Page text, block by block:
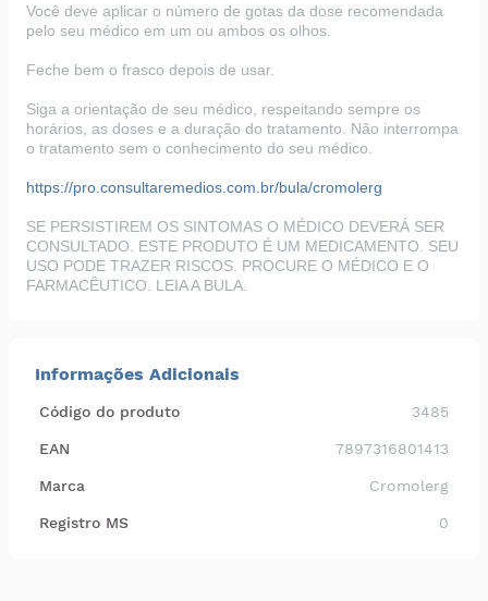
Você deve aplicar o número de gotas da dose recomendada
pelo seu médico em um ou ambos os olhos.
Feche bem o frasco depois de usar.
Siga a orientação de seu médico, respeitando sempre os
horários, as doses e a duração do tratamento. Não interrompa
o tratamento sem o conhecimento do seu médico.
https://pro.consultaremedios.com.br/bula/cromolerg
SE PERSISTIREM OS SINTOMAS O MÉDICO DEVERÁ SER
CONSULTADO. ESTE PRODUTO É UM MEDICAMENTO. SEU
USO PODE TRAZER RISCOS. PROCURE O MÉDICO E O
FARMACÊUTICO. LEIA A BULA.
Informações Adicionais
Código do produto 3485
EAN 7897316801413
Marca Cromolerg
Registro MS 0